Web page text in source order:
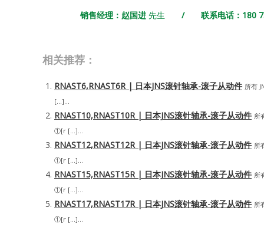
销售经理：赵国进先生 / 联系电话：180
相关推荐：
RNAST6,RNAST6R | 日本JNS滚针轴承-滚子从动件 所有
[…]...
RNAST10,RNAST10R | 日本JNS滚针轴承-滚子从动件 所
①[r […]...
RNAST12,RNAST12R | 日本JNS滚针轴承-滚子从动件 所
①[r […]...
RNAST15,RNAST15R | 日本JNS滚针轴承-滚子从动件 所
①[r […]...
RNAST17,RNAST17R | 日本JNS滚针轴承-滚子从动件 所
①[r […]...